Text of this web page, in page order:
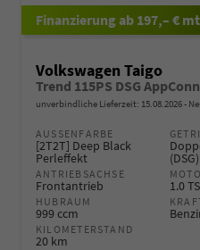
ab 197,– €
Volkswagen Taigo
unverbindliche Lieferzeit: 15.08.2026
AUSSENFARBE
[2T2T] Deep Black
Perleffekt (DSG)
ANTRIEBSACHSE
Frontantrieb 1.0
HUBRAUM
999 ccm
KILOMETERSTAND
20 km